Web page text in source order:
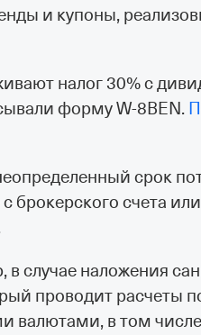
и купоны,
налог 30% с
форму W⁠-⁠8BEN.
срок
брокерского счета
в случае наложения
проводит расчеты
валютами, в том